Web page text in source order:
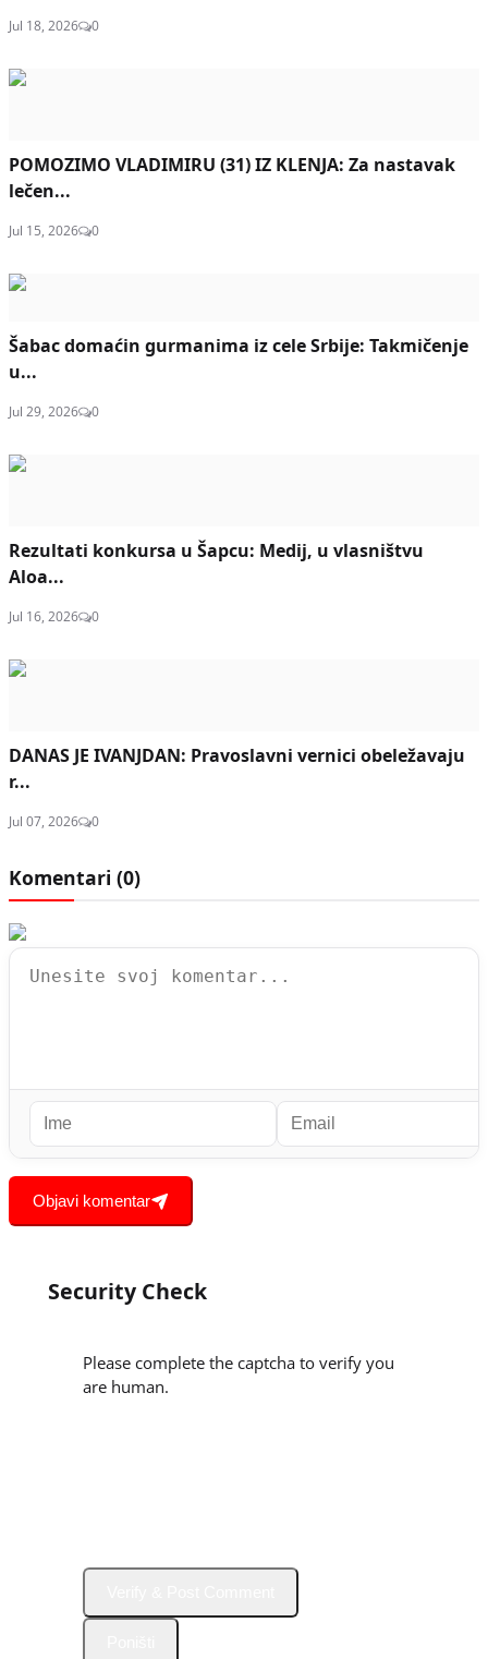
Jul 18, 2026 0
POMOZIMO VLADIMIRU (31) IZ KLENJA: Za nastavak
lečen...
Jul 15, 2026 0
Šabac domaćin gurmanima iz cele Srbije: Takmičenje
u...
Jul 29, 2026 0
Rezultati konkursa u Šapcu: Medij, u vlasništvu
Aloa...
Jul 16, 2026 0
DANAS JE IVANJDAN: Pravoslavni vernici obeležavaju
r...
Jul 07, 2026 0
Komentari (0)
Objavi komentar
Security Check
Please complete the captcha to verify you
are human.